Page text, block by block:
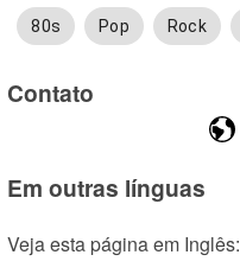
80s Pop Rock
Contato
Em outras línguas
Veja esta página em Inglês: